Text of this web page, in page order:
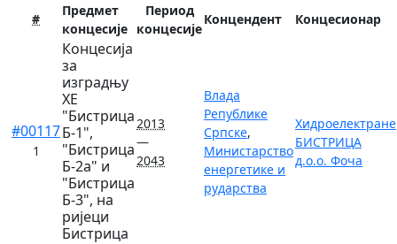
#
Предмет
концесије
Период
концесије
Концендент Концесионар
#00117
1
Концесија
за
изградњу
ХЕ
"Бистрица
Б-1",
"Бистрица
Б-2а" и
"Бистрица
Б-3", на
ријеци
Бистрица
2013
—
2043
Влада
Републике
Српске,
Министарство
енергетике и
рударства
Хидроелектране
БИСТРИЦА
д.о.о. Фоча